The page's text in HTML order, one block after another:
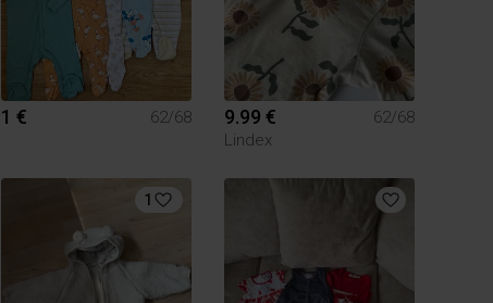
1 € 62/68 9.99 €
62/68
Lindex
1